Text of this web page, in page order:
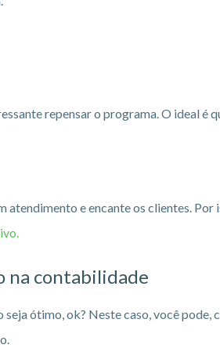
repensar o programa. O ideal é
e encante os clientes. Por
na contabilidade
seja ótimo, ok? Neste caso, você pode,